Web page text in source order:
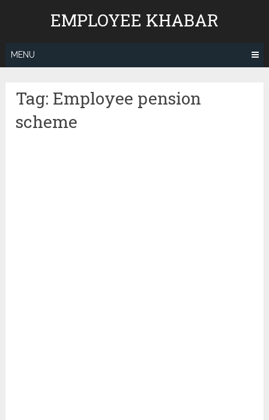
EMPLOYEE KHABAR
MENU
Tag: Employee pension
scheme